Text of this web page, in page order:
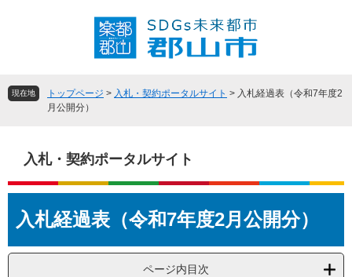
頭
飛
へ
現在地 トップページ > 入札・契約ポータルサイト > 入札経過表（令和7年度2
月公開分）
入札・契約ポータルサイト
入札経過表（令和7年度2月公開分）
ページ内目次